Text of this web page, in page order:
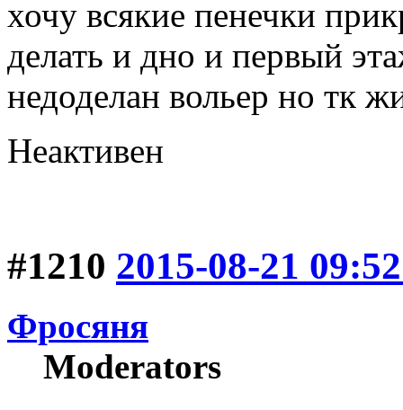
хочу всякие пенечки
делать и дно и первый
недоделан вольер но тк
Неактивен
#1210 2015-08-21
Фросяня
Moderators